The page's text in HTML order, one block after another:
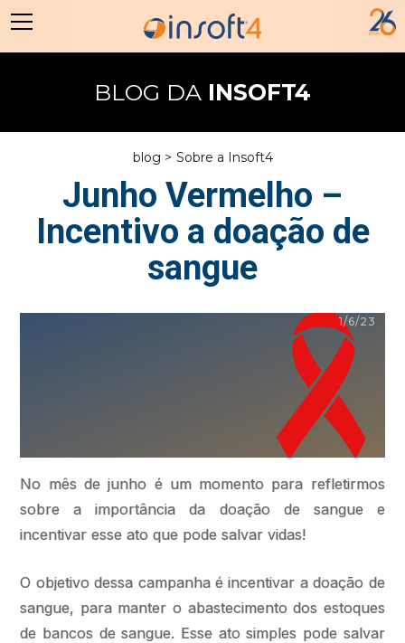
BLOG DAINSOFT4
blog > Sobre a Insoft4
Junho Vermelho –
Incentivo a doação de
sangue
1/6/23
No mês de junho é um momento para refletirmos
sobre a importância da doação de sangue e
incentivar esse ato que pode salvar vidas!
O objetivo dessa campanha é incentivar a doação de
sangue, para manter o abastecimento dos estoques
de bancos de sangue. Esse ato simples pode salvar